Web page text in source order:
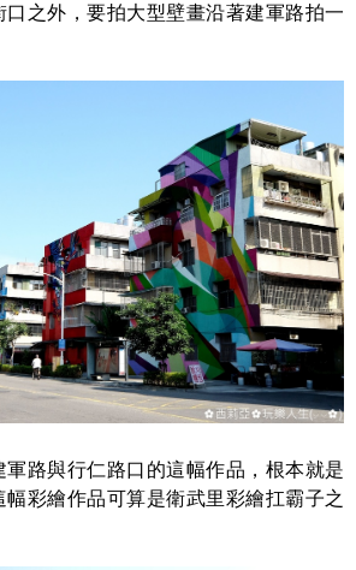
口之外，要拍大型壁畫沿著建軍路拍一
路與行仁路口的這幅作品，根本就是
彩繪作品可算是衛武里彩繪扛霸子之